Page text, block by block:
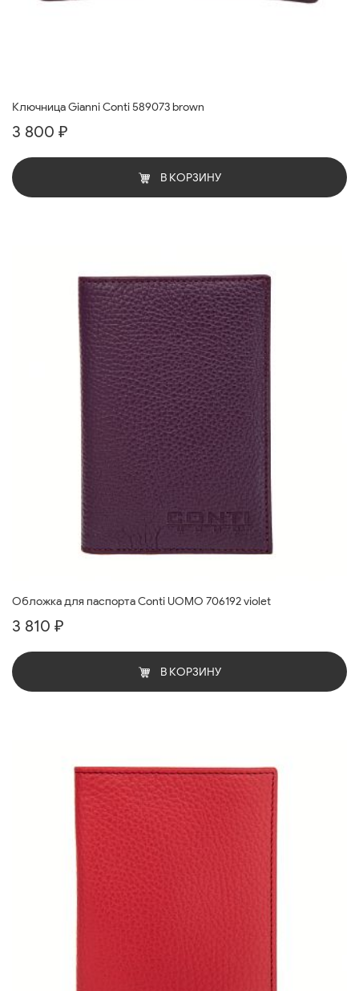
Ключница Gianni Conti 589073 brown
3 800 ₽
В КОРЗИНУ
Обложка для паспорта Conti UOMO 706192 violet
3 810 ₽
В КОРЗИНУ